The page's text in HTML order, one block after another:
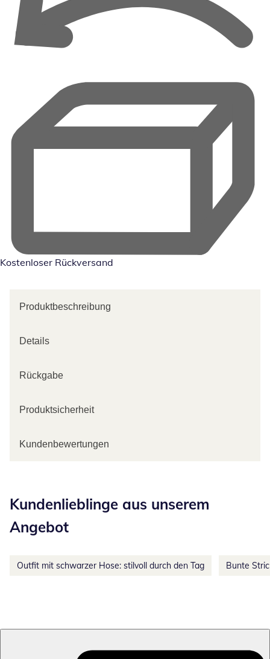
Kostenloser Rückversand
Produktbeschreibung
Details
Rückgabe
Produktsicherheit
Kundenbewertungen
Kundenlieblinge aus unserem
Angebot
Outfit mit schwarzer Hose: stilvoll durch den Tag Bunte